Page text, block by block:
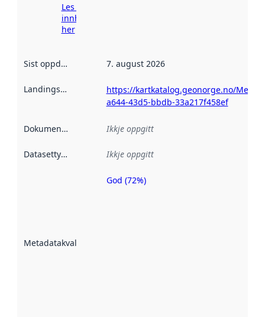
Les meir om
innhenting
her
Sist oppdatert 7. august 2026
Landingsside
https://kartkatalog.geonorge.no/
a644-43d5-bbdb-33a217f458ef
Dokumentasjon Ikkje oppgitt
Datasettype Ikkje oppgitt
Metadatakvalitet
Metadatakvalitet
God (72%)